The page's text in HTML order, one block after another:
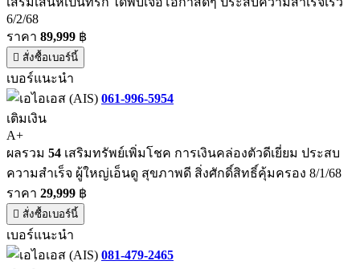
6/2/68
ราคา 89,999 ฿
สั่งซื้อเบอร์นี้
เบอร์แนะนำ
061-996-5954
เติมเงิน
A+
ผลรวม 54 เสริมทรัพย์เพิ่มโชค การเงินคล่องตัวดีเยี่ยม ประสบ
ความสำเร็จ ผู้ใหญ่เอ็นดู สุขภาพดี สิ่งศักดิ์สิทธิ์คุ้มครอง 8/1/68
ราคา 29,999 ฿
สั่งซื้อเบอร์นี้
เบอร์แนะนำ
081-479-2465